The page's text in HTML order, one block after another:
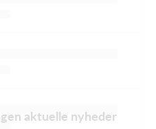
aktuelle nyheder